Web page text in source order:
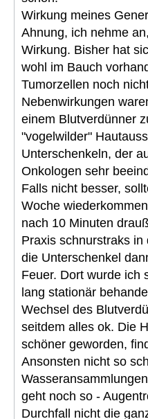
Wirkung meines
Ahnung, ich nehme
Wirkung. Bisher hat
wohl im Bauch
Tumorzellen noch
Nebenwirkungen
einem Blutverdünner
"vogelwilder"
Unterschenkeln, der
Onkologen sehr
Falls nicht besser,
Woche
nach 10 Minuten
Praxis schnurstraks in
die Unterschenkel
Feuer. Dort wurde ich
lang stationär
Wechsel des
seitdem alles ok. Die
schöner geworden,
Ansonsten nicht so
geht noch so -
Durchfall nicht die